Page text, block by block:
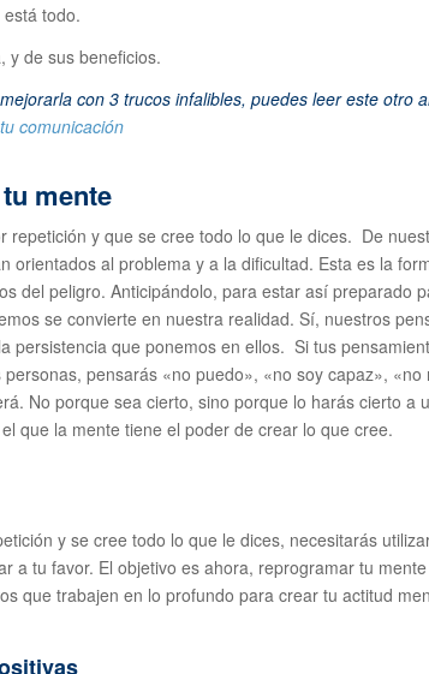
todo.
y de sus beneficios.
con 3 trucos infalibles, puedes leer este otro
comunicación
mente
repetición y que se cree todo lo que le dices. De
orientados al problema y a la dificultad. Esta es la
del peligro. Anticipándolo, para estar así preparado
se convierte en nuestra realidad. Sí, nuestros
persistencia que ponemos en ellos. Si tus
pensarás «no puedo», «no soy capaz», «no
No porque sea cierto, sino porque lo harás cierto a
que la mente tiene el poder de crear lo que cree.
y se cree todo lo que le dices, necesitarás
a tu favor. El objetivo es ahora, reprogramar tu
que trabajen en lo profundo para crear tu actitud